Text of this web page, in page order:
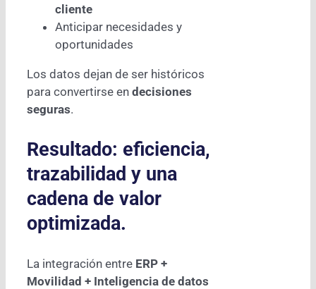
cliente
Anticipar necesidades y
oportunidades
Los datos dejan de ser históricos
para convertirse en decisiones
seguras.
Resultado: eficiencia,
trazabilidad y una
cadena de valor
optimizada.
La integración entre ERP +
Movilidad + Inteligencia de datos